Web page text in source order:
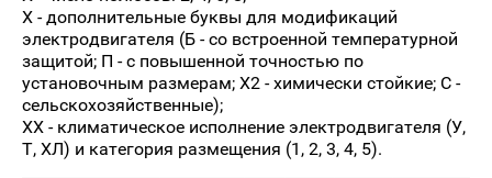
X - дополнительные буквы для модификаций
электродвигателя (Б - со встроенной температурной
защитой; П - с повышенной точностью по
установочным размерам; Х2 - химически стойкие; С -
сельскохозяйственные);
XX - климатическое исполнение электродвигателя (У,
Т, ХЛ) и категория размещения (1, 2, 3, 4, 5).